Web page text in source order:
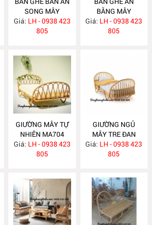
SONG MÂY
MA725
Giá: LH - 0938 423
805
BẰNG MÂY
MA724
Giá: LH - 0938 423
805
GIƯỜNG MÂY TỰ
NHIÊN MA704
Giá: LH - 0938 423
805
GIƯỜNG NGỦ
MÂY TRE ĐAN
MA703
Giá: LH - 0938 423
805